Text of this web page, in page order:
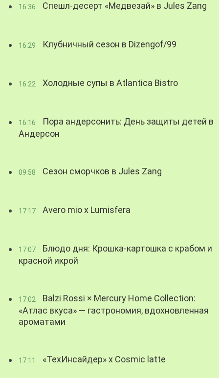
16:36 Спешл-десерт «Медвезай» в Jules Zang
16:29 Клубничный сезон в Dizengof/99
16:22 Холодные супы в Atlantica Bistro
16:16
Пора андерсонить: День защиты детей в
Андерсон
09:58 Сезон сморчков в Jules Zang
17:17 Avero mio x Lumisfera
17:07
Блюдо дня: Крошка-картошка с крабом и
красной икрой
17:02
Balzi Rossi × Mercury Home Collection:
«Атлас вкуса» — гастрономия, вдохновленная
ароматами
17:11 «ТехИнсайдер» х Cosmic latte